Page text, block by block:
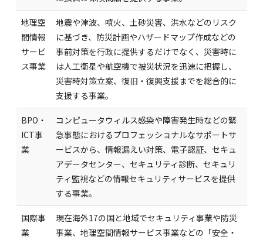
地理空
間情報
サービ
ス事業
地震や津波、噴火、土砂災害、洪水などのリスク
に基づき、防災計画やハザードマップ作成などの
事前対策を行政に提供するだけでなく、災害時に
は人工衛星や航空機で被災状況を迅速に把握し、
災害時対策立案、復旧・復興支援までを総合的に
支援する事業。
BPO・
ICT事
業
コンピュータウィルス感染や障害発生時などの緊
急事態におけるプロフェッショナルなサポートサ
ービスから、情報漏えい対策、電子認証、セキュ
アデータセンター、セキュリティ診断、セキュリ
ティ監視などの情報セキュリティサービスを提供
する事業。
国際事
業
現在海外17の国と地域でセキュリティ事業や防災
事業、地理空間情報サービス事業などの「安全・